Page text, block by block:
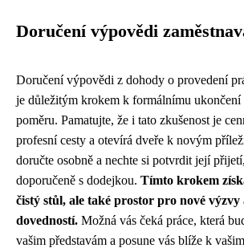
Doručení výpovědi
Doručení výpovědi z dohody o provedení
je důležitým krokem k formálnímu ukončení
poměru. Pamatujte, že i tato zkušenost je
profesní cesty a otevírá dveře k novým
doručte osobně a nechte si potvrdit její
doporučeně s dodejkou. Tímto krokem
čistý stůl, ale také prostor pro nové výzvy
dovedností. Možná vás čeká práce, která
vašim představám a posune vás blíže k